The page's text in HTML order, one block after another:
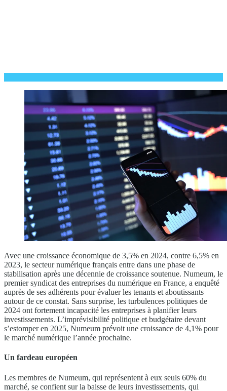
Avec une croissance économique de 3,5% en 2024, contre 6,5% en
2023, le secteur numérique français entre dans une phase de
stabilisation après une décennie de croissance soutenue. Numeum, le
premier syndicat des entreprises du numérique en France, a enquêté
auprès de ses adhérents pour évaluer les tenants et aboutissants
autour de ce constat. Sans surprise, les turbulences politiques de
2024 ont fortement incapacité les entreprises à planifier leurs
investissements. L’imprévisibilité politique et budgétaire devant
s’estomper en 2025, Numeum prévoit une croissance de 4,1% pour
le marché numérique l’année prochaine.
Un fardeau européen
Les membres de Numeum, qui représentent à eux seuls 60% du
marché, se confient sur la baisse de leurs investissements, qui